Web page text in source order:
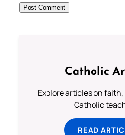
Catholic
Explore articles on
Catholic
READ